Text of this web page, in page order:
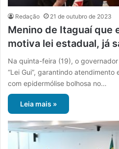
Redação 21 de outubro de 2023
Menino de Itaguaí que
motiva lei estadual, já
Na quinta-feira (19), o
“Lei Gui”, garantindo
com epidermólise bolhosa no…
Leia mais »